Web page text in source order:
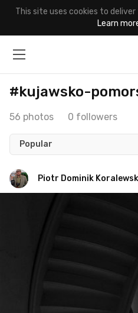
This site uses cookies to
Learn
#kujawsko-
56 photos 0 followers
Popular
Piotr Dominik